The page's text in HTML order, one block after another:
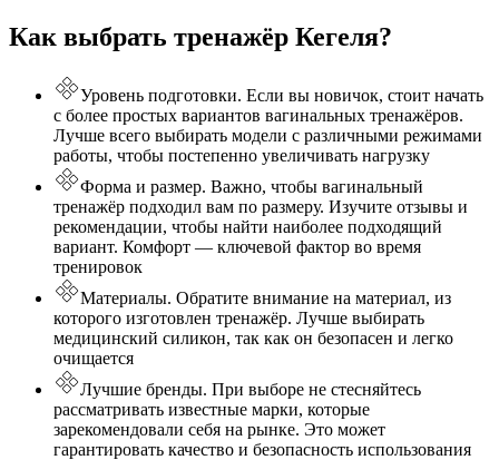
Как выбрать тренажёр Кегеля?
Уровень подготовки. Если вы новичок, стоит начать
с более простых вариантов вагинальных тренажёров.
Лучше всего выбирать модели с различными режимами
работы, чтобы постепенно увеличивать нагрузку
Форма и размер. Важно, чтобы вагинальный
тренажёр подходил вам по размеру. Изучите отзывы и
рекомендации, чтобы найти наиболее подходящий
вариант. Комфорт — ключевой фактор во время
тренировок
Материалы. Обратите внимание на материал, из
которого изготовлен тренажёр. Лучше выбирать
медицинский силикон, так как он безопасен и легко
очищается
Лучшие бренды. При выборе не стесняйтесь
рассматривать известные марки, которые
зарекомендовали себя на рынке. Это может
гарантировать качество и безопасность использования